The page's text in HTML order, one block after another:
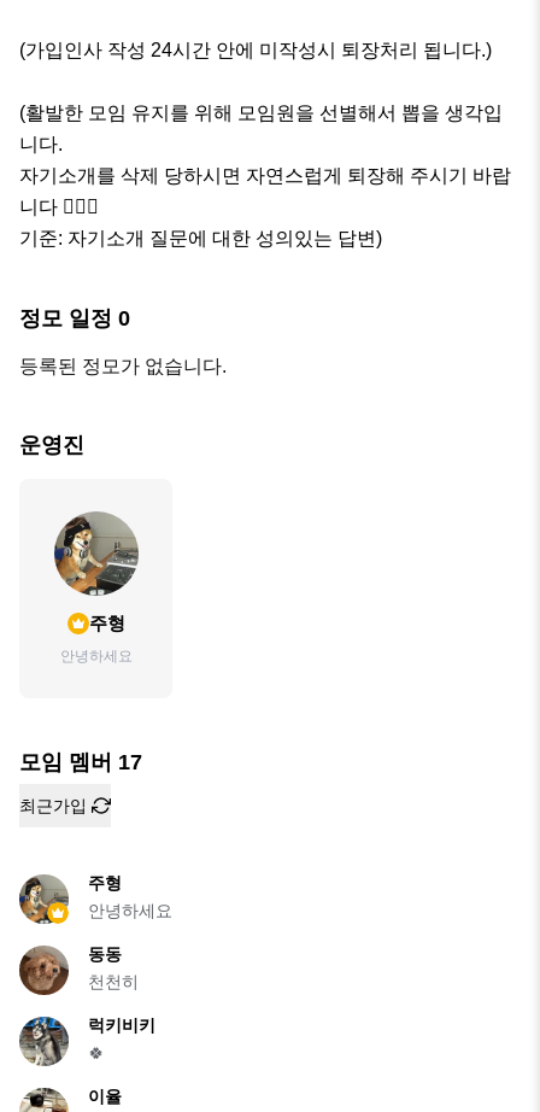
(가입인사 작성 24시간 안에 미작성시 퇴장처리 됩니다.)
(활발한 모임 유지를 위해 모임원을 선별해서 뽑을 생각입
니다.
자기소개를 삭제 당하시면 자연스럽게 퇴장해 주시기 바랍
니다 🙇🏻‍♂️
기준: 자기소개 질문에 대한 성의있는 답변)
정모 일정 0
등록된 정모가 없습니다.
운영진
주형
안녕하세요
모임 멤버 17
최근가입
주형
안녕하세요
동동
천천히
럭키비키
🍀
이율